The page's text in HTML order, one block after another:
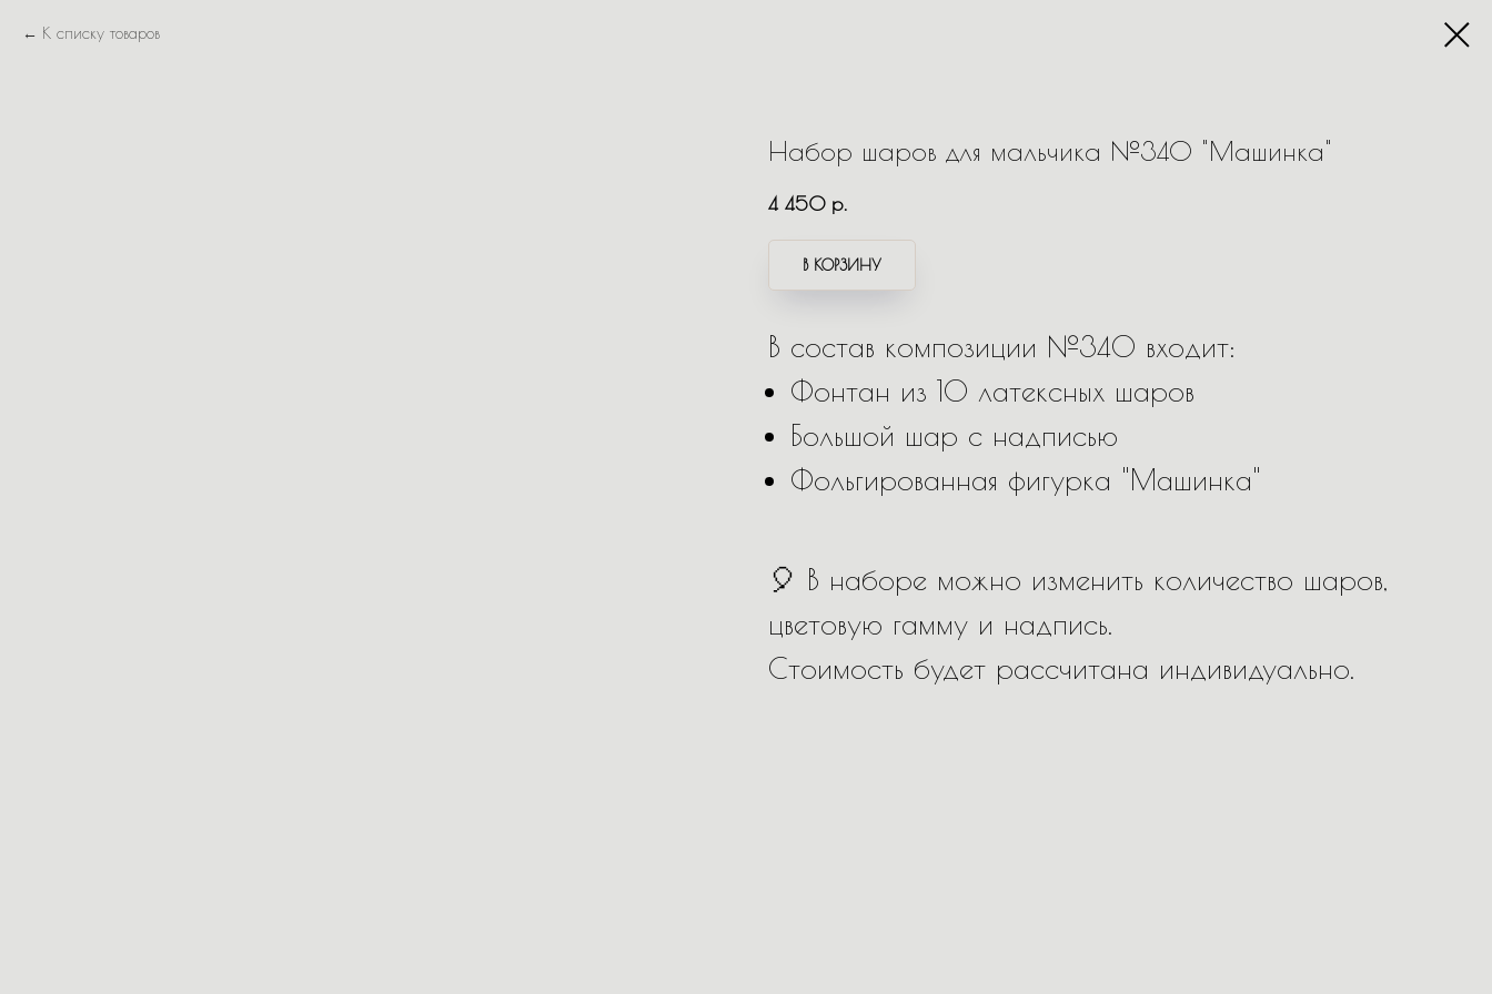
К списку товаров
Набор шаров для мальчика №340 "Машинка"
4 450 р.
В КОРЗИНУ
В состав композиции №340 входит:
Фонтан из 10 латексных шаров
Большой шар с надписью
Фольгированная фигурка "Машинка"
🎈 В наборе можно изменить количество шаров,
цветовую гамму и надпись.
Стоимость будет рассчитана индивидуально.